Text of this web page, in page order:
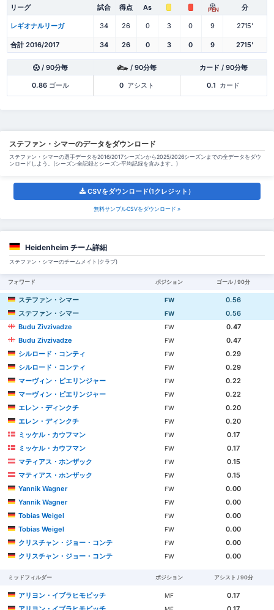
リーグ 試合 得点 As PEN 分
レギオナルリーガ 34 26 0 3 0 9 2715'
合計 2016/2017 34 26 0 3 0 9 2715'
/ 90分毎 / 90分毎 カード / 90分毎
0.86ゴール 0 アシスト 0.1 カード
ステファン・シマーのデータをダウンロード
ステファン・シマーの選手データを2016/2017シーズンから2025/2026シーズンまでの全データをダウ
ンロードしよう。(シーズン全記録とシーズン平均記録を含みます。)
CSVをダウンロード(1クレジット）
無料サンプルCSVをダウンロード »
Heidenheim チーム詳細
ステファン・シマーのチームメイト(クラブ)
フォワード ポジション ゴール / 90分
ステファン・シマー FW
0.56
ステファン・シマー
FW
0.56
Budu Zivzivadze
FW
0.47
Budu Zivzivadze
FW
0.47
シルロード・コンティ
FW
0.29
シルロード・コンティ
FW
0.29
マーヴィン・ピエリンジャー
FW
0.22
マーヴィン・ピエリンジャー
FW
0.22
エレン・ディンクチ
FW
0.20
エレン・ディンクチ
FW
0.20
ミッケル・カウフマン
FW
0.17
ミッケル・カウフマン
FW
0.17
マティアス・ホンザック
FW
0.15
マティアス・ホンザック
FW
0.15
Yannik Wagner
FW
0.00
Yannik Wagner
FW
0.00
Tobias Weigel
FW
0.00
Tobias Weigel
FW
0.00
クリスチャン・ジョー・コンテ
FW
0.00
クリスチャン・ジョー・コンテ
FW 0.00
ミッドフィルダー ポジション アシスト / 90分
アリヨン・イブラヒモビッチ MF
0.17